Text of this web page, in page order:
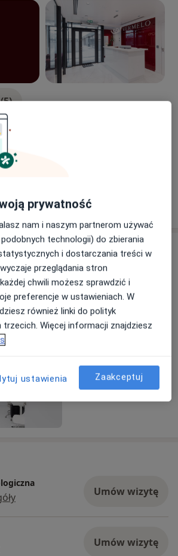
jednoczesnym zachowaniu
medycznych.
spędza czas, najczęściej na stoku
trasach kolarskich. Narciarstwo
również przestrzeń do rozwijania
i dążenia do ciągłego doskonalenia
również na grunt zawodowy.
akceptowana
czas przed wizytą.
Pokaż więcejo doświadczeniu
Jarmuszczak
39E, LU1, 31-425 Kraków
Vermelo Dental Clinic!
Umów wizytę
Umów wizytę
prywatność
nam i naszym partnerom używać
technologii) do zbierania
i dostarczania treści w
przeglądania stron
chwili możesz sprawdzić i
preferencje w ustawieniach. W
również linki do polityk
Więcej informacji znajdziesz
ustawienia Zaakceptuj